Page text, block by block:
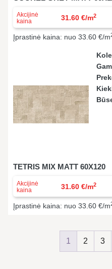
Akcijinė
kaina
31.60 €/m2
Įprastinė kaina: nuo 33.60 €/m
TETRIS MIX MATT 60X120
Akcijinė
kaina
31.60 €/m2
Įprastinė kaina: nuo 33.60 €/m
1 2 3